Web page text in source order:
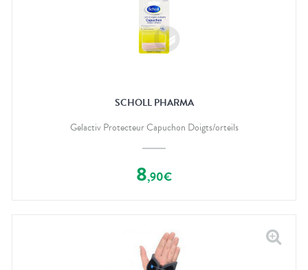
SCHOLL PHARMA
Gelactiv Protecteur Capuchon Doigts/orteils
8,90€